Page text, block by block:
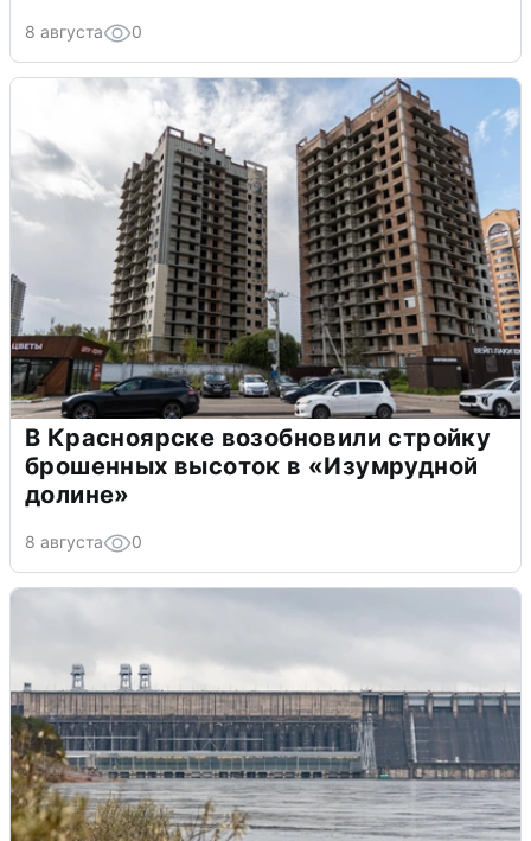
8 августа 0
В Красноярске возобновили стройку
брошенных высоток в «Изумрудной
долине»
8 августа 0